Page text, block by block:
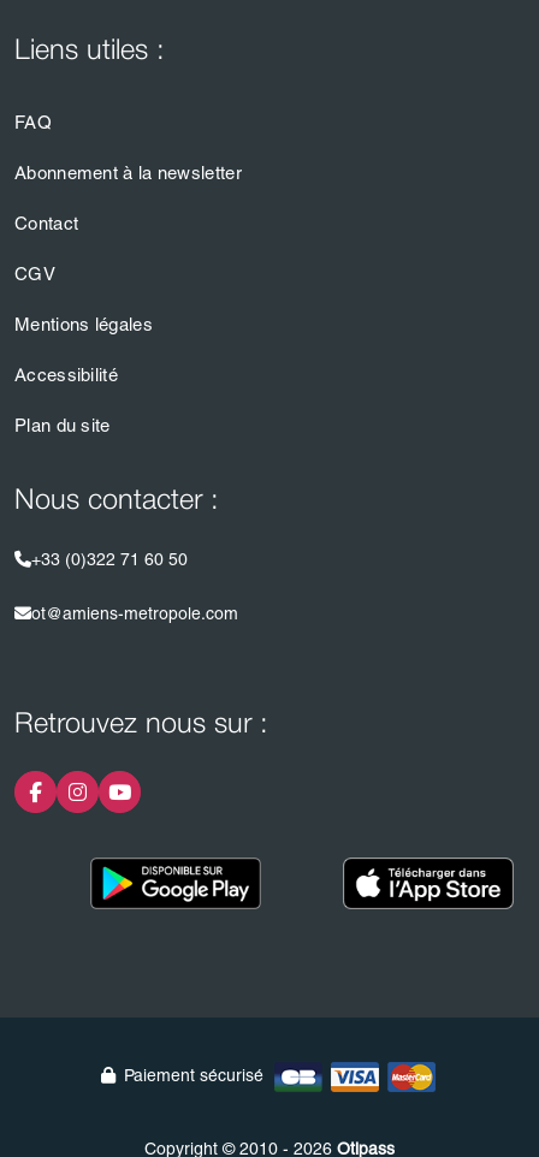
Liens utiles :
FAQ
Abonnement à la newsletter
Contact
CGV
Mentions légales
Accessibilité
Plan du site
Nous contacter :
+33 (0)322 71 60 50
ot@amiens-metropole.com
Retrouvez nous sur :
Paiement sécurisé
Copyright © 2010 - 2026 Otipass